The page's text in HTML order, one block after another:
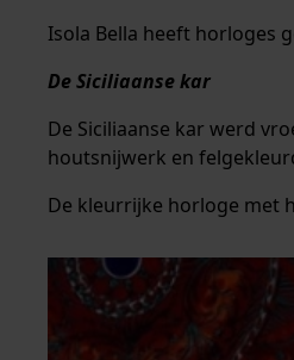
Isola Bella heeft horloges
De Siciliaanse kar
De Siciliaanse kar werd
houtsnijwerk en
De kleurrijke horloge met